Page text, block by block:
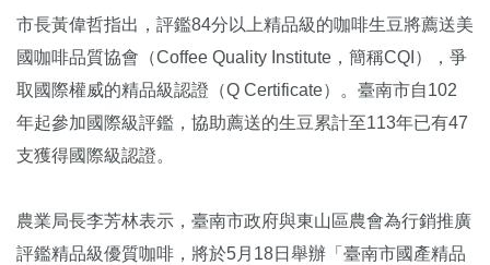
市長黃偉哲指出，評鑑84分以上精品級的咖啡生豆將薦送美
國咖啡品質協會（Coffee Quality Institute，簡稱CQI），爭
取國際權威的精品級認證（Q Certificate）。臺南市自102
年起參加國際級評鑑，協助薦送的生豆累計至113年已有47
支獲得國際級認證。
農業局長李芳林表示，臺南市政府與東山區農會為行銷推廣
評鑑精品級優質咖啡，將於5月18日舉辦「臺南市國產精品